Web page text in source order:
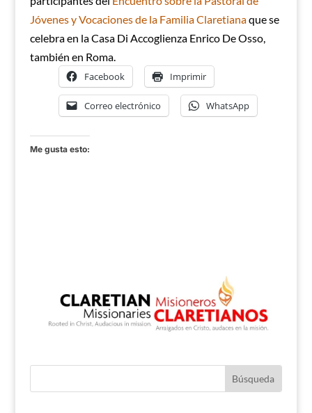
Jóvenes y Vocaciones de la Familia Claretianaque se
celebra en la Casa Di Accoglienza Enrico De Osso,
también en Roma.
Facebook Imprimir
Correo electrónico WhatsApp
Me gusta esto: